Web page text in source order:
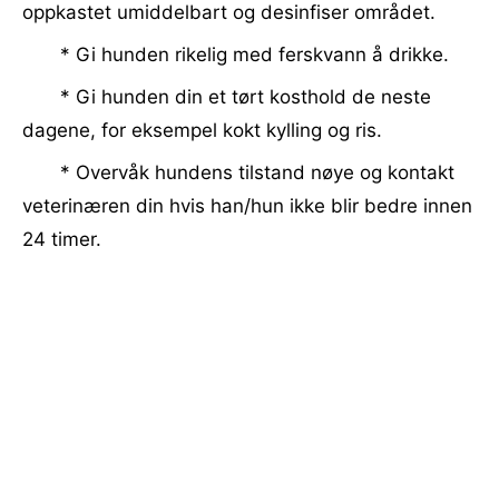
oppkastet umiddelbart og desinfiser området.
* Gi hunden rikelig med ferskvann å drikke.
* Gi hunden din et tørt kosthold de neste
dagene, for eksempel kokt kylling og ris.
* Overvåk hundens tilstand nøye og kontakt
veterinæren din hvis han/hun ikke blir bedre innen
24 timer.